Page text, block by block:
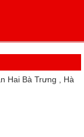
Hai Bà Trưng , Hà